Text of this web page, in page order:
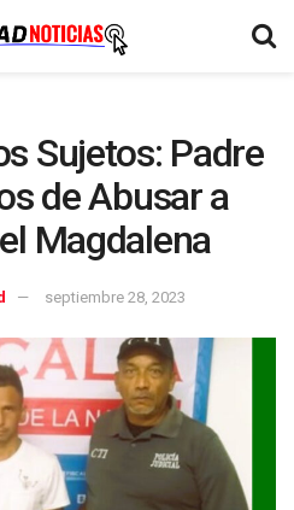
Sujetos: Padre
de Abusar a
Magdalena
septiembre 28, 2023